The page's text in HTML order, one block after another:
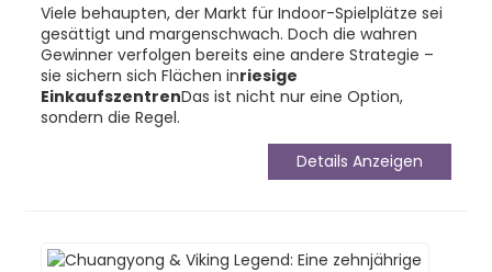
Viele behaupten, der Markt für Indoor-Spielplätze sei
gesättigt und margenschwach. Doch die wahren
Gewinner verfolgen bereits eine andere Strategie –
sie sichern sich Flächen inriesige
EinkaufszentrenDas ist nicht nur eine Option,
sondern die Regel.
Details Anzeigen